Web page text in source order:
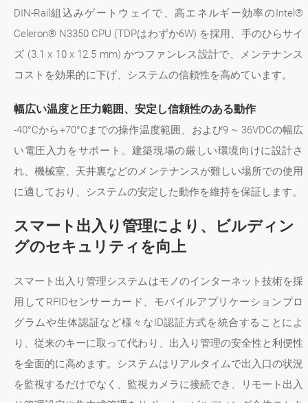
DIN-Rail組込みゲートウェイで、高エネルギー効率のIntel®
Celeron® N3350 CPU (TDPはわずか6W) を採用、手のひらサイ
ズ (3.1 x 10 x 12.5 mm) かつファンレス設計で、メンテナンス
コストを効果的に下げ、システムの信頼性を高めています。
幅広い温度と圧力範囲、安定し信頼性のある動作
-40°Cから+70°Cまでの操作温度範囲、および9 ~ 36VDCの幅広
い電圧入力をサポート。建築現場の厳しい環境向けに設計さ
れ、機械室、天井裏などのメンテナンスが難しい場所での使用
に適しており、システムの安定した動作を維持を保証します。
スマート出入り管理により、ビルディン
グのセキュリティを向上
スマート出入り管理システムはモノのインターネット技術を採
用してRFIDセンサーカード、モバイルアプリケーションプロ
グラムや生体認証など様々なID認証方式を統合することによ
り、従来のキーに取って代わり、出入り管理の安全性と利便性
を全面的に高めます。システムはリアルタイムで出入口の状況
を監視するだけでなく、監視カメラに接続でき、リモート出入